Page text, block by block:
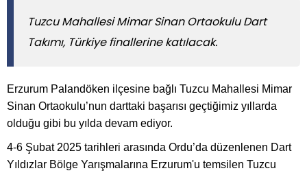
Tuzcu Mahallesi Mimar Sinan Ortaokulu Dart
Takımı, Türkiye finallerine katılacak.
Erzurum Palandöken ilçesine bağlı Tuzcu Mahallesi Mimar
Sinan Ortaokulu’nun darttaki başarısı geçtiğimiz yıllarda
olduğu gibi bu yılda devam ediyor.
4-6 Şubat 2025 tarihleri arasında Ordu’da düzenlenen Dart
Yıldızlar Bölge Yarışmalarına Erzurum'u temsilen Tuzcu